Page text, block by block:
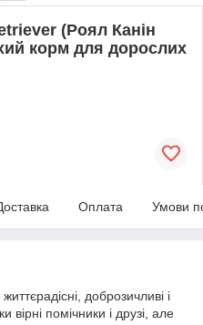
(Роял Канін
корм для дорослих
Оплата Умови
доброзичливі і
вірні помічники і друзі, але